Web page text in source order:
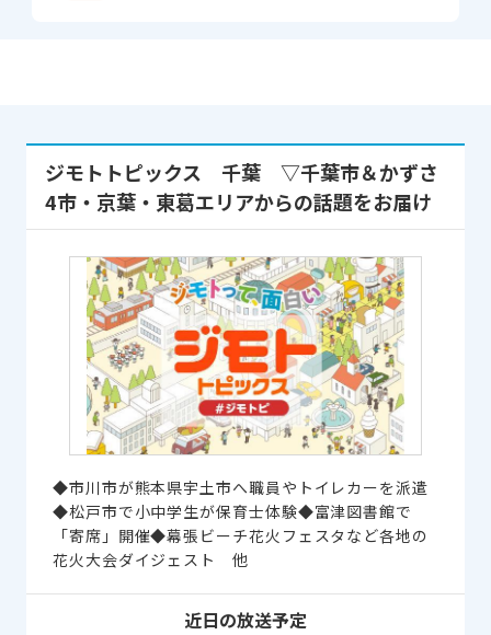
ジモトトピックス 千葉 ▽千葉市＆かずさ
4市・京葉・東葛エリアからの話題をお届け
◆市川市が熊本県宇土市へ職員やトイレカーを派遣
◆松戸市で小中学生が保育士体験◆富津図書館で
「寄席」開催◆幕張ビーチ花火フェスタなど各地の
花火大会ダイジェスト 他
近日の放送予定